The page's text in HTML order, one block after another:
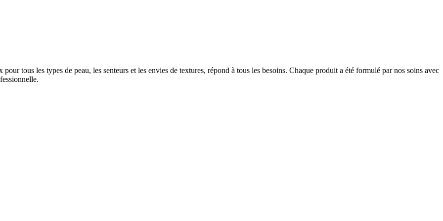
tous les types de peau, les senteurs et les envies de textures, répond à tous les besoins. Chaque produit a été formulé par nos soins avec